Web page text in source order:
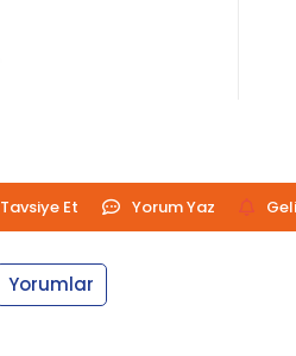
Tavsiye Et Yorum Yaz
Yorumlar